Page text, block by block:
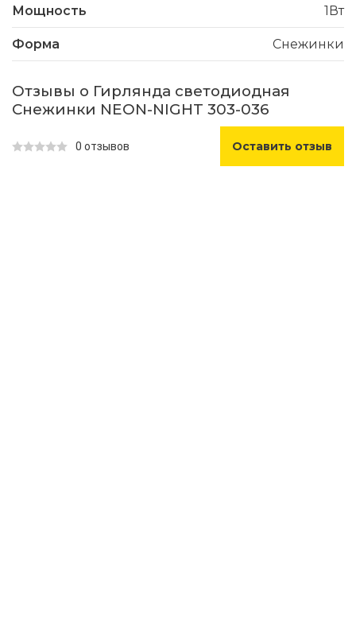
Мощность 1Вт
Форма Снежинки
Отзывы о Гирлянда светодиодная
Снежинки NEON-NIGHT 303-036
0 отзывов Оставить отзыв